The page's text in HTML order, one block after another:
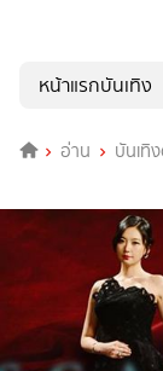
หน้าแรกบันเทิง
อ่าน บันเทิ
Cheongdamdong